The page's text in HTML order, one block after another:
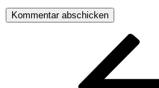
Beitragsnavigation